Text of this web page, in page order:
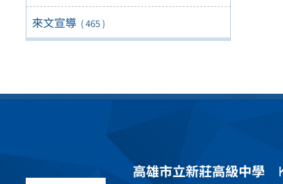
來文宣導 ( 465 )
高雄市立新莊高級中學